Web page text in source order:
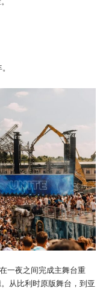
一夜之间完成主舞台重
从比利时原版舞台，到亚